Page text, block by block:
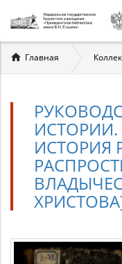
Вы
здесь
Главная
ИСТОРИИ.
ИСТОРИЯ